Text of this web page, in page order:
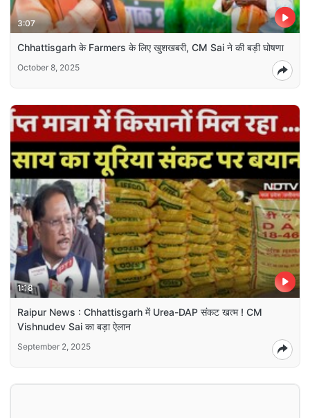
3:07
Chhattisgarh के Farmers के लिए खुशखबरी, CM Sai ने की बड़ी घोषणा
October 8, 2025
1:18
Raipur News : Chhattisgarh में Urea-DAP संकट खत्म ! CM
Vishnudev Sai का बड़ा ऐलान
September 2, 2025